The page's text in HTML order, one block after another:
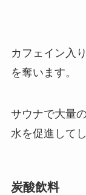
カフェイン入
を奪います。
サウナで大量
水を促進して
炭酸飲料